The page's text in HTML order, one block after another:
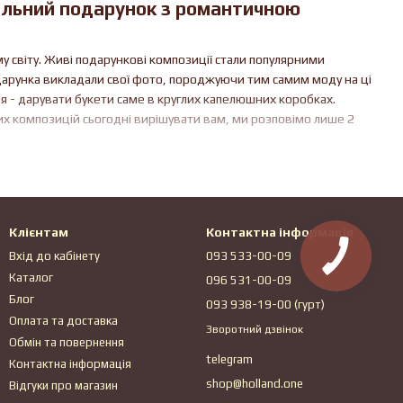
подарунок з романтичною
Живі подарункові композиції стали популярними
викладали свої фото, породжуючи тим самим моду на ці
- дарувати букети саме в круглих капелюшних коробках.
композицій сьогодні вирішувати вам, ми розповімо лише 2
Він лише захоплювався її грою на сцені й визнавав, що
настільки сильне враження, що вона зберігала їх 40-річне
з-під дамських капелюшків є Франція. В кінці 18 і
того, він підбирався виключно під кожну сукню і був
на кожній круглій коробочці свій логотип, а оскільки жінки
виробника. Незабаром практичні французькі квіткарі
букети надовше зберігали свій зовнішній вигляд і не було
деталі. Цей тактичний маркетинговий хід ліг в основу
Клієнтам
Вхід до кабінету
Каталог
Блог
Оплата та доставка
Обмін та повернення
Контактна інформація
Відгуки про магазин
Контактна інформація
093 533-00-09
096 531-00-09
093 938-19-00 (гурт)
Зворотний дзвінок
telegram
shop@holland.one